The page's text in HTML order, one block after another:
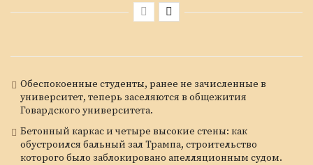
Обеспокоенные студенты, ранее не зачисленные в
университет, теперь заселяются в общежития
Говардского университета.
Бетонный каркас и четыре высокие стены: как
обустроился бальный зал Трампа, строительство
которого было заблокировано апелляционным судом.